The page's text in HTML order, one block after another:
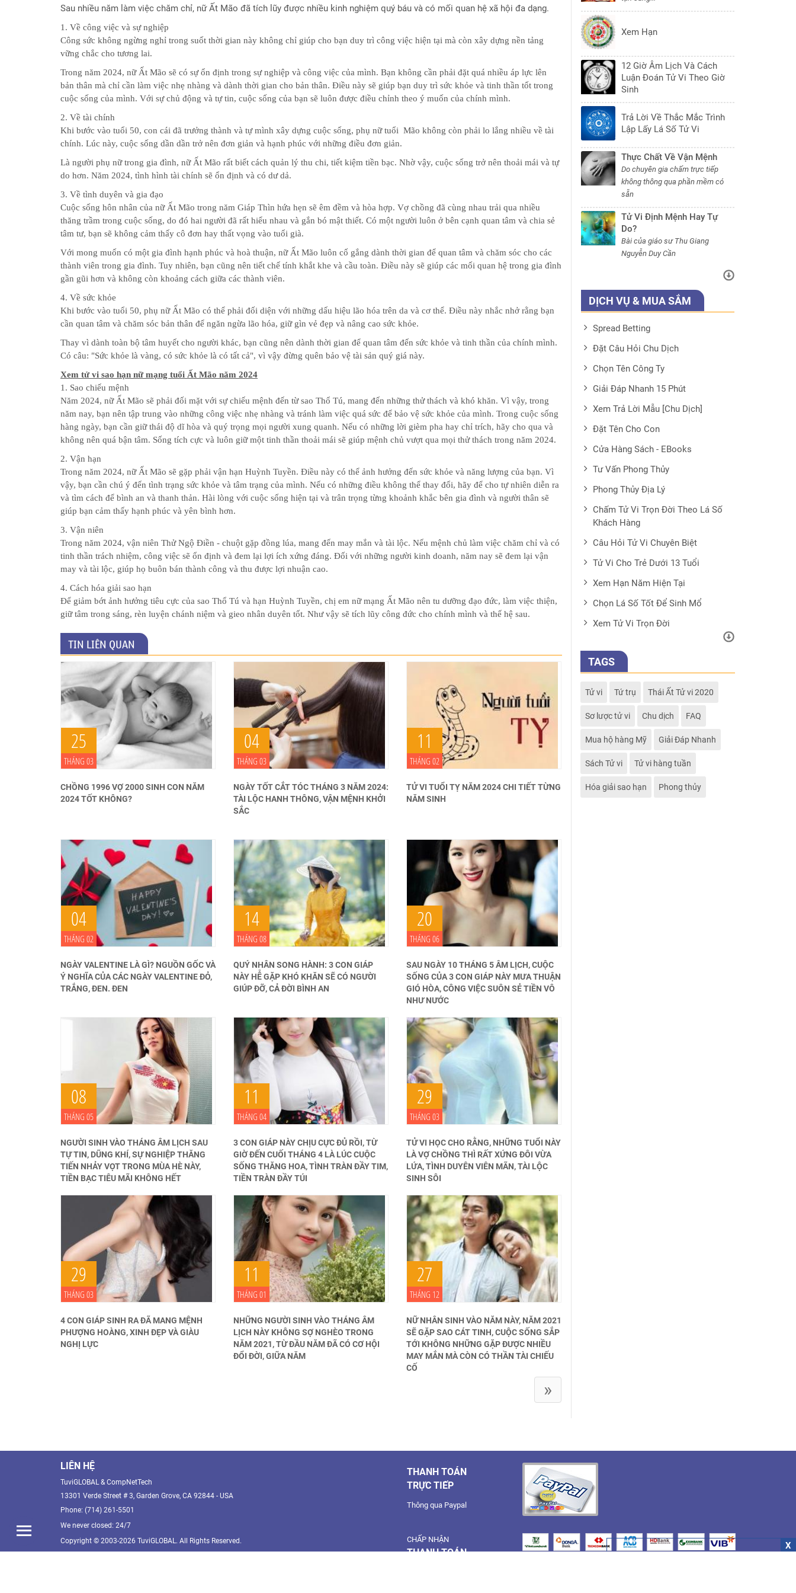
Sau nhiều năm làm việc chăm chỉ, nữ Ất Mão đã tích lũy được nhiều kinh nghiệm quý báu và có mối quan hệ xã hội đa dạng.
1. Về công việc và sự nghiệp
Công sức không ngừng nghỉ trong suốt thời gian này không chỉ giúp cho bạn duy trì công việc hiện tại mà còn xây dựng nền tảng
vững chắc cho tương lai.
Trong năm 2024, nữ Ất Mão sẽ có sự ổn định trong sự nghiệp và công việc của mình. Bạn không cần phải đặt quá nhiều áp lực lên
bản thân mà chỉ cần làm việc nhẹ nhàng và dành thời gian cho bản thân. Điều này sẽ giúp bạn duy trì sức khỏe và tinh thần tốt trong
cuộc sống của mình. Với sự chủ động và tự tin, cuộc sống của bạn sẽ luôn được điều chỉnh theo ý muốn của chính mình.
2. Về tài chính
Khi bước vào tuổi 50, con cái đã trưởng thành và tự mình xây dựng cuộc sống, phụ nữ tuổi Mão không còn phải lo lắng nhiều về tài
chính. Lúc này, cuộc sống dần dần trở nên đơn giản và hạnh phúc với những điều đơn giản.
Là người phụ nữ trong gia đình, nữ Ất Mão rất biết cách quản lý thu chi, tiết kiệm tiền bạc. Nhờ vậy, cuộc sống trở nên thoải mái và tự
do hơn. Năm 2024, tình hình tài chính sẽ ổn định và có dư dả.
3. Về tình duyên và gia đạo
Cuộc sống hôn nhân của nữ Ất Mão trong năm Giáp Thìn hứa hẹn sẽ êm đềm và hòa hợp. Vợ chồng đã cùng nhau trải qua nhiều
thăng trầm trong cuộc sống, do đó hai người đã rất hiểu nhau và gắn bó mật thiết. Có một người luôn ở bên cạnh quan tâm và chia sẻ
tâm tư, bạn sẽ không cảm thấy cô đơn hay thất vọng vào tuổi già.
Với mong muốn có một gia đình hạnh phúc và hoà thuận, nữ Ất Mão luôn cố gắng dành thời gian để quan tâm và chăm sóc cho các
thành viên trong gia đình. Tuy nhiên, bạn cũng nên tiết chế tính khắt khe và cầu toàn. Điều này sẽ giúp các mối quan hệ trong gia đình
gần gũi hơn và không còn khoảng cách giữa các thành viên.
4. Về sức khỏe
Khi bước vào tuổi 50, phụ nữ Ất Mão có thể phải đối diện với những dấu hiệu lão hóa trên da và cơ thể. Điều này nhắc nhở rằng bạn
cần quan tâm và chăm sóc bản thân để ngăn ngừa lão hóa, giữ gìn vẻ đẹp và nâng cao sức khỏe.
Thay vì dành toàn bộ tâm huyết cho người khác, bạn cũng nên dành thời gian để quan tâm đến sức khỏe và tinh thần của chính mình.
Có câu: "Sức khỏe là vàng, có sức khỏe là có tất cả", vì vậy đừng quên bảo vệ tài sản quý giá này.
Xem tử vi sao hạn nữ mạng tuổi Ất Mão năm 2024
1. Sao chiếu mệnh
Năm 2024, nữ Ất Mão sẽ phải đối mặt với sự chiếu mệnh đến từ sao Thổ Tú, mang đến những thử thách và khó khăn. Vì vậy, trong
năm nay, bạn nên tập trung vào những công việc nhẹ nhàng và tránh làm việc quá sức để bảo vệ sức khỏe của mình. Trong cuộc sống
hàng ngày, bạn cần giữ thái độ dĩ hòa và quý trọng mọi người xung quanh. Nếu có những lời gièm pha hay chỉ trích, hãy cho qua và
không nên quá bận tâm. Sống tích cực và luôn giữ một tinh thần thoải mái sẽ giúp mệnh chủ vượt qua mọi thử thách trong năm 2024.
2. Vận hạn
Trong năm 2024, nữ Ất Mão sẽ gặp phải vận hạn Huỳnh Tuyền. Điều này có thể ảnh hưởng đến sức khỏe và năng lượng của bạn. Vì
vậy, bạn cần chú ý đến tình trạng sức khỏe và tâm trạng của mình. Nếu có những điều không thể thay đổi, hãy để cho tự nhiên diễn ra
và tìm cách để bình an và thanh thản. Hài lòng với cuộc sống hiện tại và trân trọng từng khoảnh khắc bên gia đình và người thân sẽ
giúp bạn cảm thấy hạnh phúc và yên bình hơn.
3. Vận niên
Trong năm 2024, vận niên Thử Ngộ Điền - chuột gặp đồng lúa, mang đến may mắn và tài lộc. Nếu mệnh chủ làm việc chăm chỉ và có
tinh thần trách nhiệm, công việc sẽ ổn định và đem lại lợi ích xứng đáng. Đối với những người kinh doanh, năm nay sẽ đem lại vận
may và tài lộc, giúp họ buôn bán thành công và thu được lợi nhuận cao.
4. Cách hóa giải sao hạn
Để giảm bớt ảnh hưởng tiêu cực của sao Thổ Tú và hạn Huỳnh Tuyền, chị em nữ mạng Ất Mão nên tu dưỡng đạo đức, làm việc thiện,
giữ tâm trong sáng, rèn luyện chánh niệm và gieo nhân duyên tốt. Như vậy sẽ tích lũy công đức cho chính mình và thế hệ sau.
TIN LIÊN QUAN
25
THÁNG 03
CHỒNG 1996 VỢ 2000 SINH CON NĂM
2024 TỐT KHÔNG?
04
THÁNG 03
NGÀY TỐT CẮT TÓC THÁNG 3 NĂM 2024:
TÀI LỘC HANH THÔNG, VẬN MỆNH KHỞI
SẮC
11
THÁNG 02
TỬ VI TUỔI TỴ NĂM 2024 CHI TIẾT TỪNG
NĂM SINH
04
THÁNG 02
NGÀY VALENTINE LÀ GÌ? NGUỒN GỐC VÀ
Ý NGHĨA CỦA CÁC NGÀY VALENTINE ĐỎ,
TRẮNG, ĐEN. ĐEN
14
THÁNG 08
QUÝ NHÂN SONG HÀNH: 3 CON GIÁP
NÀY HỄ GẶP KHÓ KHĂN SẼ CÓ NGƯỜI
GIÚP ĐỠ, CẢ ĐỜI BÌNH AN
20
THÁNG 06
SAU NGÀY 10 THÁNG 5 ÂM LỊCH, CUỘC
SỐNG CỦA 3 CON GIÁP NÀY MƯA THUẬN
GIÓ HÒA, CÔNG VIỆC SUÔN SẺ TIỀN VÔ
NHƯ NƯỚC
08
THÁNG 05
NGƯỜI SINH VÀO THÁNG ÂM LỊCH SAU
TỰ TIN, DŨNG KHÍ, SỰ NGHIỆP THĂNG
TIẾN NHẢY VỌT TRONG MÙA HÈ NÀY,
TIỀN BẠC TIÊU MÃI KHÔNG HẾT
11
THÁNG 04
3 CON GIÁP NÀY CHỊU CỰC ĐỦ RỒI, TỪ
GIỜ ĐẾN CUỐI THÁNG 4 LÀ LÚC CUỘC
SỐNG THĂNG HOA, TÌNH TRÀN ĐẦY TIM,
TIỀN TRÀN ĐẦY TÚI
29
THÁNG 03
TỬ VI HỌC CHO RẰNG, NHỮNG TUỔI NÀY
LÀ VỢ CHỒNG THÌ RẤT XỨNG ĐÔI VỪA
LỨA, TÌNH DUYÊN VIÊN MÃN, TÀI LỘC
SINH SÔI
29
THÁNG 03
4 CON GIÁP SINH RA ĐÃ MANG MỆNH
PHƯỢNG HOÀNG, XINH ĐẸP VÀ GIÀU
NGHỊ LỰC
11
THÁNG 01
NHỮNG NGƯỜI SINH VÀO THÁNG ÂM
LỊCH NÀY KHÔNG SỢ NGHÈO TRONG
NĂM 2021, TỪ ĐẦU NĂM ĐÃ CÓ CƠ HỘI
ĐỔI ĐỜI, GIỮA NĂM
27
THÁNG 12
NỮ NHÂN SINH VÀO NĂM NÀY, NĂM 2021
SẼ GẶP SAO CÁT TINH, CUỘC SỐNG SẮP
TỚI KHÔNG NHỮNG GẶP ĐƯỢC NHIỀU
MAY MẮN MÀ CÒN CÓ THẦN TÀI CHIẾU
CỐ
»
Xem Hạn
12 Giờ Âm Lịch Và Cách
Luận Đoán Tử Vi Theo Giờ
Sinh
Trả Lời Về Thắc Mắc Trình
Lập Lấy Lá Số Tử Vi
Thực Chất Về Vận Mệnh
Do chuyên gia chấm trực tiếp
không thông qua phần mềm có
sẵn
Tử Vi Định Mệnh Hay Tự
Do?
Bài của giáo sư Thu Giang
Nguyễn Duy Cần
DỊCH VỤ & MUA SẮM
Spread Betting
Đặt Câu Hỏi Chu Dịch
Chọn Tên Công Ty
Giải Đáp Nhanh 15 Phút
Xem Trả Lời Mẫu [Chu Dịch]
Đặt Tên Cho Con
Cửa Hàng Sách - EBooks
Tư Vấn Phong Thủy
Phong Thủy Địa Lý
Chấm Tử Vi Trọn Đời Theo Lá Số
Khách Hàng
Câu Hỏi Tử Vi Chuyên Biệt
Tử Vi Cho Trẻ Dưới 13 Tuổi
Xem Hạn Năm Hiện Tại
Chọn Lá Số Tốt Để Sinh Mổ
Xem Tử Vi Trọn Đời
TAGS
Tử vi Tứ trụ Thái Ất Tử vi 2020
Sơ lược tử vi Chu dịch FAQ
Mua hộ hàng Mỹ Giải Đáp Nhanh
Sách Tử vi Tử vi hàng tuần
Hóa giải sao hạn Phong thủy
LIÊN HỆ
TuviGLOBAL & CompNetTech
13301 Verde Street # 3, Garden Grove, CA 92844 - USA
Phone: (714) 261-5501
We never closed: 24/7
Copyright © 2003-2026 TuviGLOBAL. All Rights Reserved.
THANH TOÁN
TRỰC TIẾP
Thông qua Paypal
CHẤP NHẬN
THANH TOÁN
X